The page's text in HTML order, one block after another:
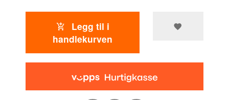
Legg til i
handlekurven